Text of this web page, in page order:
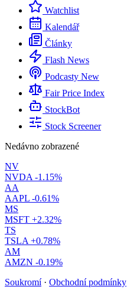
Watchlist
Kalendář
Články
Flash News
Podcasty New
Fair Price Index
StockBot
Stock Screener
Nedávno zobrazené
NV
NVDA -1.15%
AA
AAPL -0.61%
MS
MSFT +2.32%
TS
TSLA +0.78%
AM
AMZN -0.19%
Soukromí · Obchodní podmínky